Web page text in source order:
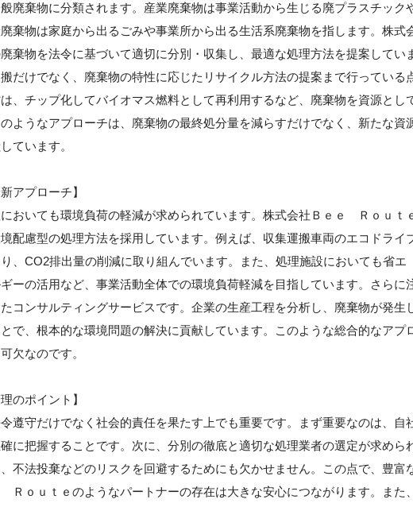
廃棄物に分類されます。産業廃棄物は事業活動から生じる廃プラスチック
棄物は家庭から出るごみや事業所から出る生活系廃棄物を指します。株式
物を法令に基づいて適切に分別・収集し、最適な処理方法を提案してい
だけでなく、廃棄物の特性に応じたリサイクル方法の提案まで行っている
、チップ化してバイオマス燃料として再利用するなど、廃棄物を資源とし
ようなアプローチは、廃棄物の最終処分量を減らすだけでなく、新たな資
ています。
アプローチ】
おいても環境負荷の軽減が求められています。株式会社Ｂｅｅ Ｒｏｕｔ
配慮型の処理方法を採用しています。例えば、収集運搬車両のエコドライ
、CO2排出量の削減に取り組んでいます。また、処理施設においても省エ
ーの活用など、事業活動全体での環境負荷軽減を目指しています。さらに
コンサルティングサービスです。企業の生産工程を分析し、廃棄物が発生
で、根本的な環境問題の解決に貢献しています。このような総合的なアプ
欠なのです。
のポイント】
遵守だけでなく社会的責任を果たす上でも重要です。まず重要なのは、自
に把握することです。次に、分別の徹底と適切な処理業者の選定が求めら
不法投棄などのリスクを回避するためにも欠かせません。この点で、豊富
ｏｕｔｅのようなパートナーの存在は大きな安心につながります。また、